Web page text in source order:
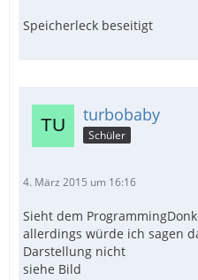
Speicherleck beseitigt
turbobaby
Schüler
4. März 2015 um 16:16
Sieht dem
allerdings würde ich sagen
Darstellung nicht
siehe Bild